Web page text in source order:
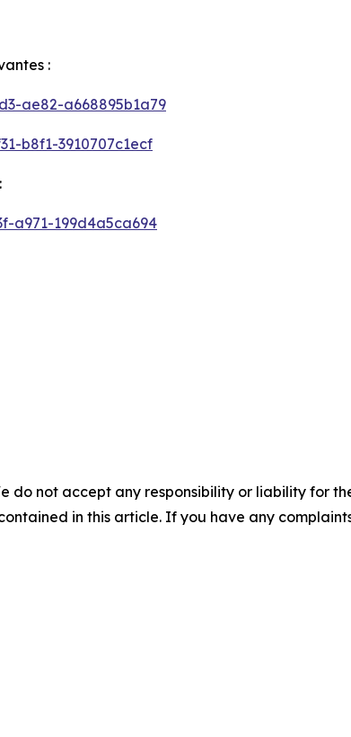
:
ae82-a668895b1a79
b8f1-3910707c1ecf
a971-199d4a5ca694
do not accept any responsibility or liability for
in this article. If you have any